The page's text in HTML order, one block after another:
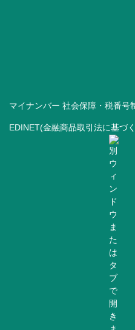
マイナンバー 社会保障・税番号
EDINET(金融商品取引法に基づ